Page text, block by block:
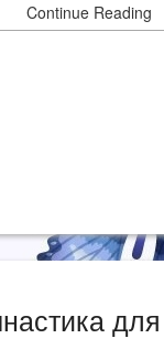
Continue Reading